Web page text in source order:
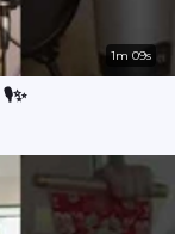
1m 09s